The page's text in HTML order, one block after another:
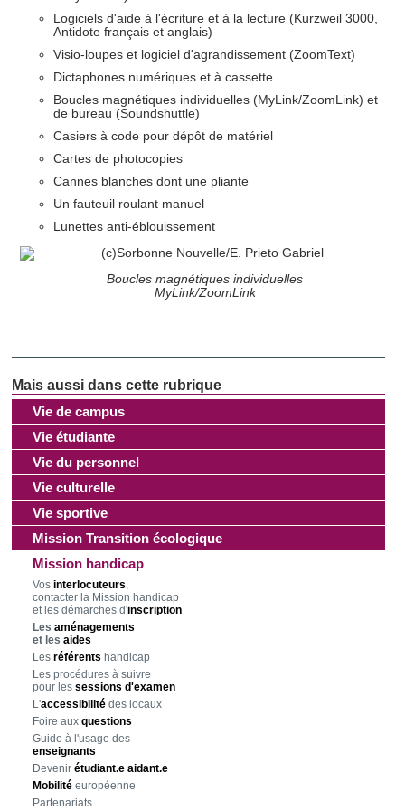
partageons également des informations sur l'utilisation de
notre site avec nos partenaires de médias sociaux, de
publicité et d'analyse, qui peuvent combiner celles-ci avec
d'autres informations que vous leur avez fournies ou qu'ils
ont collectées lors de votre utilisation de leurs services.
Vie de campus
Vie étudiante
Vie du personnel
Vie culturelle
Vie sportive
Mission Transition écologique
Mission handicap
Vos interlocuteurs
contacter la Mission handicap
et les démarches d'inscription
Les aménagements
et les aides
Les référents handicap
Les procédures à suivre
pour les sessions d'examen
L'accessibilité des locaux
Foire aux questions
Guide à l'usage des
enseignants
Devenir étudiant.e aidant.e
Mobilité européenne
Partenariats
Logiciels d'aide à l'écriture et à la lecture (Kurzweil 3000,
Antidote français et anglais)
Visio-loupes et logiciel d'agrandissement (ZoomText)
Dictaphones numériques et à cassette
Boucles magnétiques individuelles (MyLink/ZoomLink) et
de bureau (Soundshuttle)
Casiers à code pour dépôt de matériel
Cartes de photocopies
Cannes blanches dont une pliante
Un fauteuil roulant manuel
Lunettes anti-éblouissement
Boucles magnétiques individuelles
MyLink/ZoomLink